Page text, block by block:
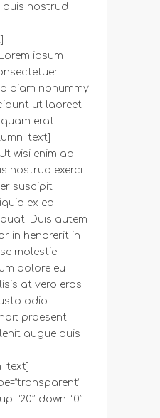
quis nostrud
ipsum
diam nonummy
ut laoreet
erat
wisi enim ad
nostrud exerci
suscipit
ex ea
Duis autem
in hendrerit in
molestie
dolore eu
at vero eros
odio
praesent
augue duis
down=”0″]